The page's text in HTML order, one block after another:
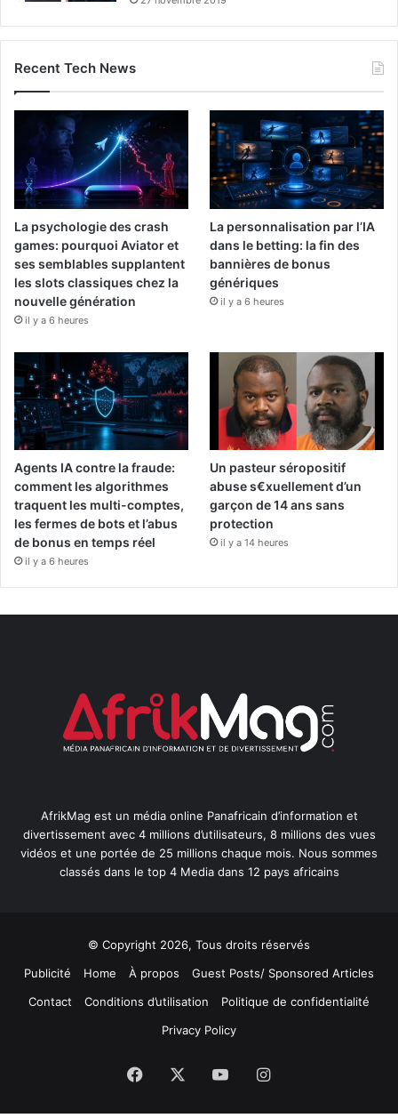
Recent Tech News
La psychologie des crash
games: pourquoi Aviator et
ses semblables supplantent
les slots classiques chez la
nouvelle génération
il y a 6 heures
La personnalisation par l’IA
dans le betting: la fin des
bannières de bonus
génériques
il y a 6 heures
Agents IA contre la fraude:
comment les algorithmes
traquent les multi-comptes,
les fermes de bots et l’abus
de bonus en temps réel
il y a 6 heures
Un pasteur séropositif
abuse s€xuellement d’un
garçon de 14 ans sans
protection
il y a 14 heures
AfrikMag est un média online Panafricain d’information et
divertissement avec 4 millions d’utilisateurs, 8 millions des vues
vidéos et une portée de 25 millions chaque mois. Nous sommes
classés dans le top 4 Media dans 12 pays africains
© Copyright 2026, Tous droits réservés
Publicité
Home À propos
Guest Posts/ Sponsored Articles
Contact
Conditions d’utilisation
Politique de confidentialité
Privacy Policy
Facebook YouTubeInstagram